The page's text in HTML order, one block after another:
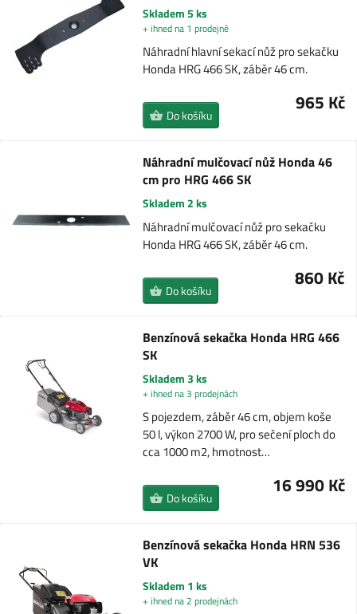
Skladem 5 ks
+ ihned na 1 prodejně
Náhradní hlavní sekací nůž pro sekačku
Honda HRG 466 SK, záběr 46 cm.
965 Kč
Do košíku
Náhradní mulčovací nůž Honda 46
cm pro HRG 466 SK
Skladem 2 ks
Náhradní mulčovací nůž pro sekačku
Honda HRG 466 SK, záběr 46 cm.
860 Kč
Do košíku
Benzínová sekačka Honda HRG 466
SK
Skladem 3 ks
+ ihned na 3 prodejnách
S pojezdem, záběr 46 cm, objem koše
50 l, výkon 2700 W, pro sečení ploch do
cca 1000 m2, hmotnost…
16 990 Kč
Do košíku
Benzínová sekačka Honda HRN 536
VK
Skladem 1 ks
+ ihned na 2 prodejnách